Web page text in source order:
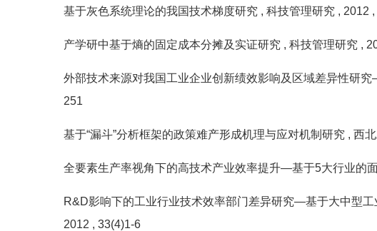
基于灰色系统理论的我国技术梯度研究 , 科技管理研究 , 2012
产学研中基于熵的固定成本分摊及实证研究 , 科技管理研究 ,
外部技术来源对我国工业企业创新绩效影响及区域差异性研
251
基于“漏斗”分析框架的政策难产形成机理与应对机制研究 , 西
全要素生产率视角下的高技术产业效率提升—基于5大行业的
R&D影响下的工业行业技术效率部门差异研究—基于大中型
2012 , 33(4)1-6